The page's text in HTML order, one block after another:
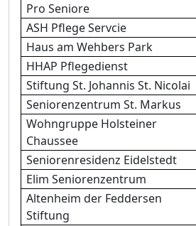
Pro Seniore
ASH Pflege Servcie
Haus am Wehbers Park
HHAP Pflegedienst
Stiftung St. Johannis St. Nicolai
Seniorenzentrum St. Markus
Wohngruppe Holsteiner
Chaussee
Seniorenresidenz Eidelstedt
Elim Seniorenzentrum
Altenheim der Feddersen
Stiftung